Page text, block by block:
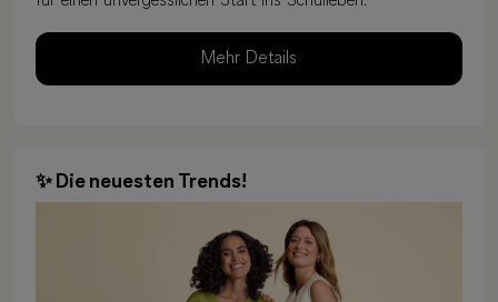
Mehr Details
✨ Die neuesten Trends!